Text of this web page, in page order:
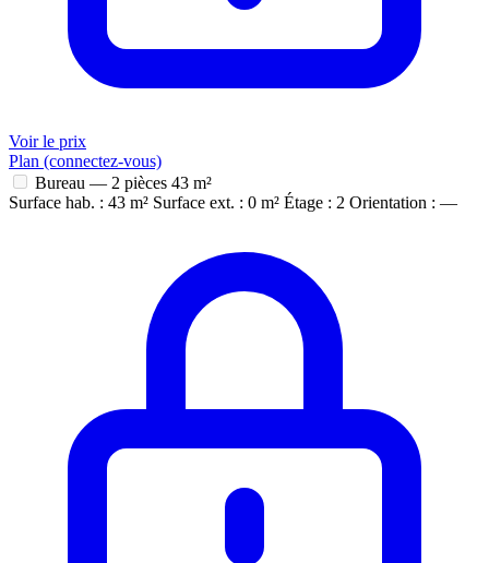
Voir le prix
Plan (connectez-vous)
Bureau — 2 pièces 43 m²
Surface hab. : 43 m² Surface ext. : 0 m² Étage : 2 Orientation : —